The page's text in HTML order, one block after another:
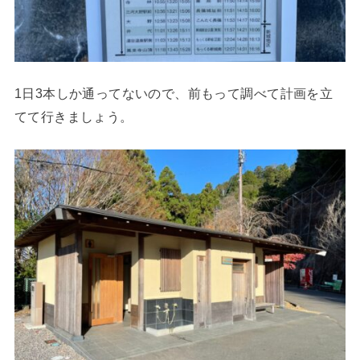
1日3本しか通ってないので、前もって調べて計画を立
てて行きましょう。